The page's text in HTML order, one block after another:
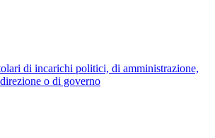
di incarichi politici, di amministrazione,
o di governo